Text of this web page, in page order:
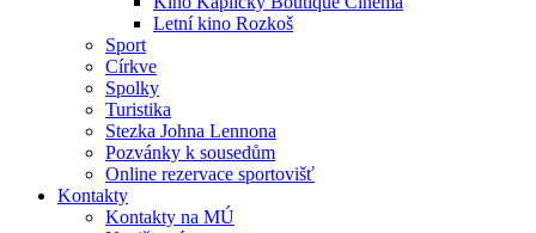
Letní kino Rozkoš
Sport
Církve
Spolky
Turistika
Stezka Johna Lennona
Pozvánky k sousedům
Online rezervace sportovišť
Kontakty
Kontakty na MÚ